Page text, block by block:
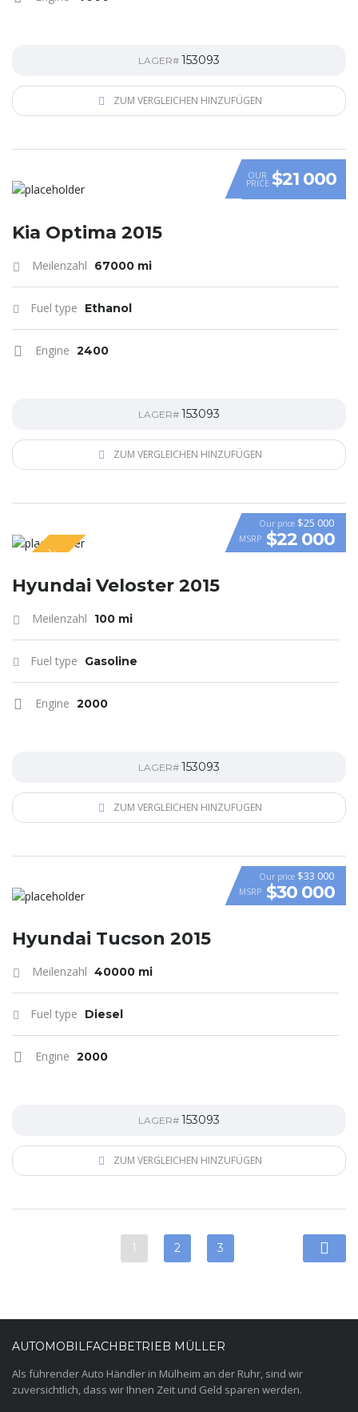
LAGER# 153093
ZUM VERGLEICHEN HINZUFÜGEN
OUR
PRICE $21 000
Kia Optima 2015
Meilenzahl 67000 mi
Fuel type Ethanol
Engine 2400
LAGER# 153093
ZUM VERGLEICHEN HINZUFÜGEN
VIDEO
SPECIAL
Our price $25 000
MSRP $22 000
Hyundai Veloster 2015
Meilenzahl 100 mi
Fuel type Gasoline
Engine 2000
LAGER# 153093
ZUM VERGLEICHEN HINZUFÜGEN
VIDEO
Our price $33 000
MSRP $30 000
Hyundai Tucson 2015
Meilenzahl 40000 mi
Fuel type Diesel
Engine 2000
LAGER# 153093
ZUM VERGLEICHEN HINZUFÜGEN
1 2 3
AUTOMOBILFACHBETRIEB MÜLLER
Als führender Auto Händler in Mülheim an der Ruhr, sind wir
zuversichtlich, dass wir Ihnen Zeit und Geld sparen werden.